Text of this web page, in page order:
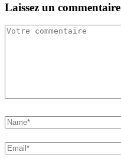
Laissez un commentaire